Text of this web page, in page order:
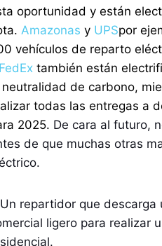
oportunidad y están
Amazonas y UPSpor
vehículos de reparto
también están
de carbono,
todas las entregas a
2025. De cara al futuro,
de que muchas otras